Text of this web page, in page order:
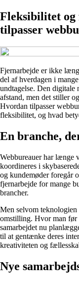
Fleksibilitet og
tilpasser
Fjernarbejde er ikke
del af hverdagen i
undtagelse. Den digitale
afstand, men det stiller
Hvordan tilpasser
fleksibilitet, og hvad
En branche,
Webbureauer har længe
koordineres i
og kundemøder foregår
fjernarbejde for mange
brancher.
Men selvom
omstilling. Hvor man før
samarbejdet nu
til at gentænke deres
kreativiteten og
Nye